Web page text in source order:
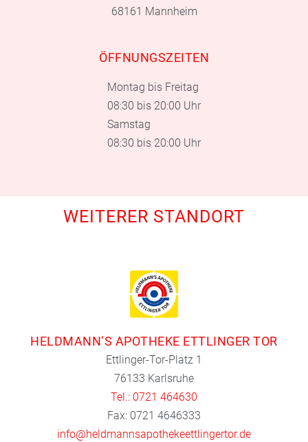
68161 Mannheim
ÖFFNUNGSZEITEN
Montag bis Freitag
08:30 bis 20:00 Uhr
Samstag
08:30 bis 20:00 Uhr
WEITERER STANDORT
HELDMANN‘S APOTHEKE ETTLINGER TOR
Ettlinger-Tor-Platz 1
76133 Karlsruhe
Tel.: 0721 464630
Fax: 0721 4646333
info@heldmannsapothekeettlingertor.de